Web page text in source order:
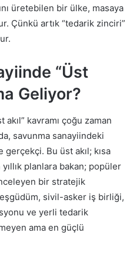
üretebilen bir ülke, masaya
Çünkü artık “tedarik zinciri”
“Üst
Geliyor?
akıl” kavramı çoğu zaman
savunma sanayiindeki
gerçekçi. Bu üst akıl; kısa
planlara bakan; popüler
bir stratejik
sivil-asker iş birliği,
ve yerli tedarik
ama en güçlü